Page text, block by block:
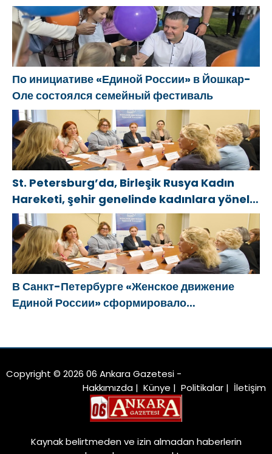
По инициативе «Единой России» в Йошкар-
Оле состоялся семейный фестиваль
St. Petersburg’da, Birleşik Rusya Kadın
Hareketi, şehir genelinde kadınlara yönelik
destek programlarının geliştirilmesi için
öneriler hazırladı
В Санкт-Петербурге «Женское движение
Единой России» сформировало
Copyright © 2026 06 Ankara Gazetesi -
Hakkımızda | Künye | Politikalar | İletişim
Kaynak belirtmeden ve izin almadan haberlerin